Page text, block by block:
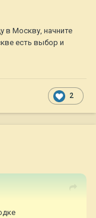
в Москву, начните
есть выбор и
2